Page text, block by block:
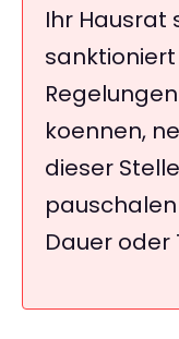
Ihr Hausrat
sanktioniert
koennen,
dieser
Dauer oder